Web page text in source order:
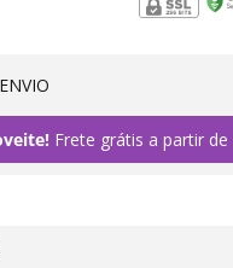
Frete grátis a partir de